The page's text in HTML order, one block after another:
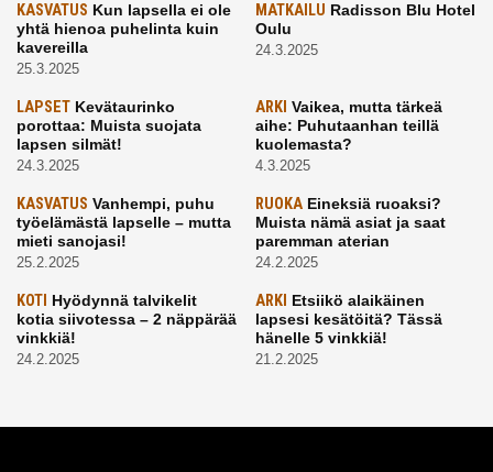
KASVATUS Kun lapsella ei ole
yhtä hienoa puhelinta kuin
kavereilla
25.3.2025
MATKAILU Radisson Blu Hotel
Oulu
24.3.2025
LAPSET Kevätaurinko
porottaa: Muista suojata
lapsen silmät!
24.3.2025
ARKI Vaikea, mutta tärkeä
aihe: Puhutaanhan teillä
kuolemasta?
4.3.2025
KASVATUS Vanhempi, puhu
työelämästä lapselle – mutta
mieti sanojasi!
25.2.2025
RUOKAEineksiä ruoaksi?
Muista nämä asiat ja saat
paremman aterian
24.2.2025
KOTI Hyödynnä talvikelit
kotia siivotessa – 2 näppärää
vinkkiä!
24.2.2025
ARKI Etsiikö alaikäinen
lapsesi kesätöitä? Tässä
hänelle 5 vinkkiä!
21.2.2025